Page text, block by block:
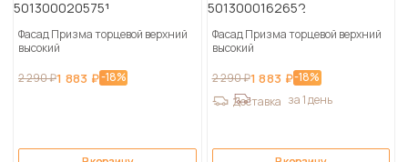
Фасад Призма торцевой верхний
высокий
2 290 ₽1 883 ₽-18%
Фасад Призма торцевой верхний
высокий
2 290 ₽1 883 ₽-18%
Доставка за 1 день